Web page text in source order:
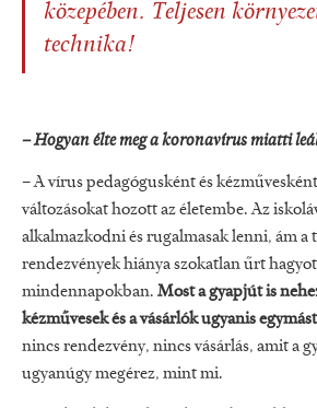
közepében. Teljesen
technika!
– Hogyan élte meg a koronavírus miatti
– A vírus pedagógusként és
változásokat hozott az életembe. Az
alkalmazkodni és rugalmasak lenni, ám a
rendezvények hiánya szokatlan űrt
mindennapokban. Most a gyapjút is
kézművesek és a vásárlók ugyanis
nincs rendezvény, nincs vásárlás, amit a
ugyanúgy megérez, mint mi.